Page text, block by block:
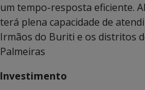
um tempo-resposta eficiente.
terá plena capacidade de
Irmãos do Buriti e os distritos
Palmeiras
Investimento